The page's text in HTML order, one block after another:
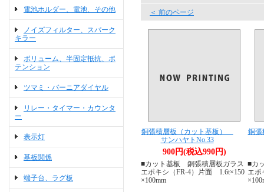
電池ホルダー、電池、その他
ノイズフィルター、スパーク
キラー
ボリューム、半固定抵抗、ポ
テンション
ツマミ・バーニアダイヤル
リレー・タイマー・カウンタ
ー
表示灯
基板関係
端子台、ラグ板
＜ 前のページ
銅張積層板（カット基板）
サンハヤトNo.33
900円(税込990円)
■カット基板 銅張積層板ガラス
エポキシ（FR-4）片面 1.6t×150
×100mm
銅
■カ
エポ